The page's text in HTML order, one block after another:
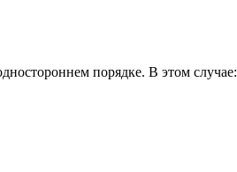
порядке. В этом случае: